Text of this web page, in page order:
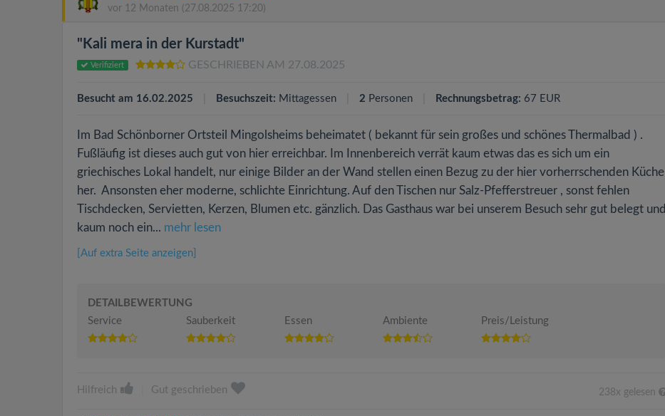
vor 12 Monaten (27.08.2025 17:20)
"Kali mera in der Kurstadt"
Verifiziert GESCHRIEBEN AM 27.08.2025
Besucht am 16.02.2025 Besuchszeit: Mittagessen 2 Personen Rechnungsbetrag: 67 EUR
Im Bad Schönborner Ortsteil Mingolsheims beheimatet ( bekannt für sein großes und schönes Thermalbad ) .
Fußläufig ist dieses auch gut von hier erreichbar. Im Innenbereich verrät kaum etwas das es sich um ein
griechisches Lokal handelt, nur einige Bilder an der Wand stellen einen Bezug zu der hier vorherrschenden Küche
her. Ansonsten eher moderne, schlichte Einrichtung. Auf den Tischen nur Salz-Pfefferstreuer , sonst fehlen
Tischdecken, Servietten, Kerzen, Blumen etc. gänzlich. Das Gasthaus war bei unserem Besuch sehr gut belegt und
kaum noch ein... mehr lesen
[Auf extra Seite anzeigen]
DETAILBEWERTUNG
Service
Sauberkeit Essen Ambiente Preis/Leistung
Hilfreich Gut geschrieben 238x gelesen